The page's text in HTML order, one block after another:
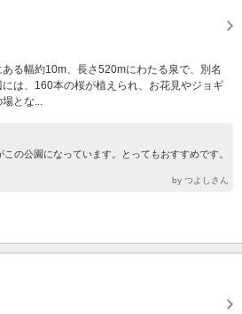
る幅約10m、長さ520mにわたる泉で、別名
には、160本の桜が植えられ、お花見やジョギ
とな...
の公園になっています。とってもおすすめです。
by つよしさん